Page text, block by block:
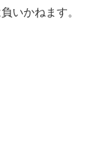
いかねます。